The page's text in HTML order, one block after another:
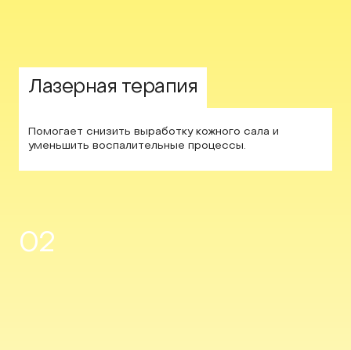
Лазерная терапия
Помогает снизить выработку кожного сала и
уменьшить воспалительные процессы.
02